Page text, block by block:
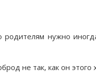
родителям нужно
не так, как он этого